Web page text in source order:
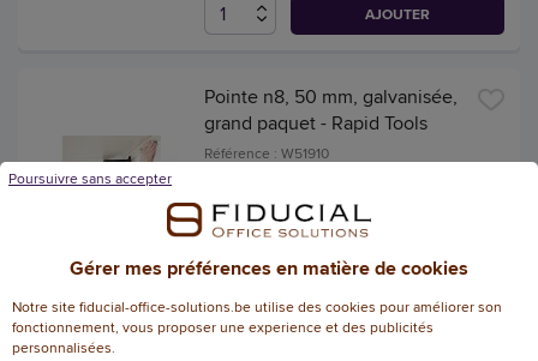
AJOUTER
Pointe n8, 50 mm, galvanisée,
grand paquet - Rapid Tools
Référence : W51910
16,97 € HTVA
(20,53 € TVAC)
Gérer mes préférences en matière de cookies
Notre site fiducial-office-solutions.be utilise des cookies pour améliorer son
fonctionnement, vous proposer une experience et des publicités
personnalisées.
Poursuivre sans accepter